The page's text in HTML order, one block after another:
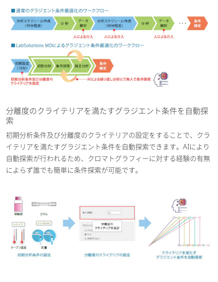
分離度のクライテリアを満たすグラジエント条件を自動探
索
初期分析条件及び分離度のクライテリアの設定をすることで、クラ
イテリアを満たすグラジエント条件を自動探索できます。AIにより
自動探索が行われるため、クロマトグラフィーに対する経験の有無
によらず誰でも簡単に条件探索が可能です。